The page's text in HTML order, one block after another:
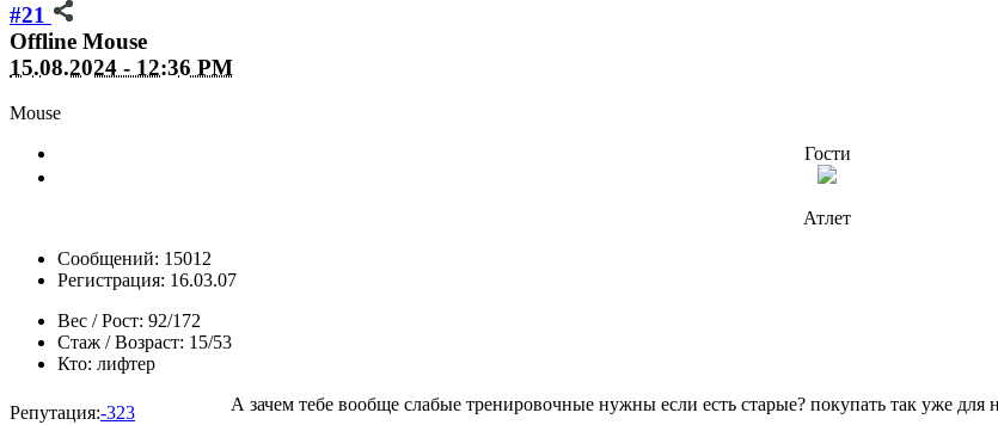
#21
Offline Mouse
15.08.2024 - 12:36 PM
Mouse
Гости
Атлет
Сообщений: 15012
Регистрация: 16.03.07
Вес / Рост: 92/172
Стаж / Возраст: 15/53
Кто: лифтер
Репутация:-323 А зачем тебе вообще слабые тренировочные нужны если есть старые? покупать так уже